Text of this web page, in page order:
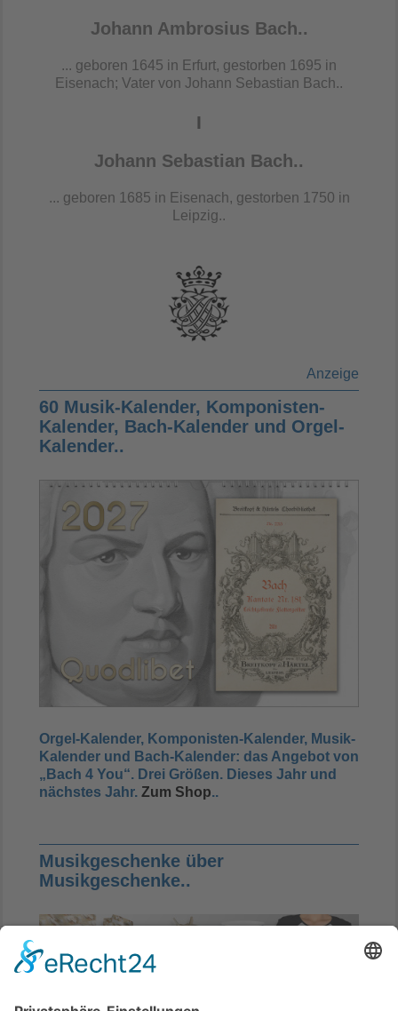
Johann Ambrosius Bach..
... geboren 1645 in Erfurt, gestorben 1695 in
Eisenach; Vater von Johann Sebastian Bach..
I
Johann Sebastian Bach..
... geboren 1685 in Eisenach, gestorben 1750 in
Leipzig..
Anzeige
60 Musik-Kalender, Komponisten-
Kalender, Bach-Kalender und Orgel-
Kalender..
Orgel-Kalender, Komponisten-Kalender, Musik-
Kalender und Bach-Kalender: das Angebot von
„Bach 4 You“. Drei Größen. Dieses Jahr und
nächstes Jahr. Zum Shop..
Musikgeschenke über
Musikgeschenke..